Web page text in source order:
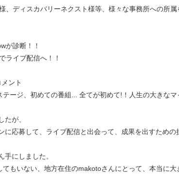
ディスカバリーネクスト様等、様々な事務所への所
が診断！！
ライブ配信へ！！
ント
ージ、初めての番組... 全てが初めて!！人生の大きな
が、
応募して、ライブ配信と出会って、成果を出すための
にしました。
もいない、地方在住のmakotoさんにとって、本当に大